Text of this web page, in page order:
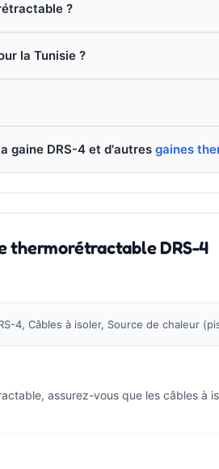
?
la Tunisie ?
gaine DRS-4 et d'autres gaines
thermorétractable DRS-4
4, Câbles à isoler, Source de chaleur
assurez-vous que les câbles à